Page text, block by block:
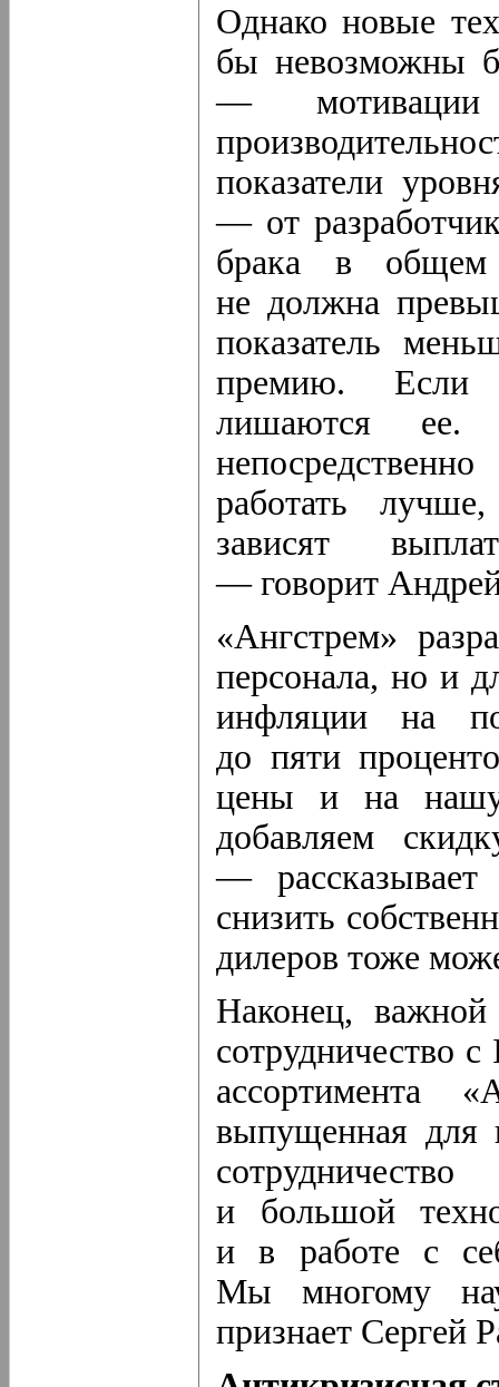
Однако новые
бы невозможны
—
показатели
— от
брака в общем
не должна
показатель
премию. Если
лишаются ее.
работать
зависят
— говорит
«Ангстрем»
персонала, но и
инфляции на
до пяти
цены и на
добавляем
—
снизить
дилеров тоже
Наконец, важной
сотрудничество
ассортимента
выпущенная для
и большой
и в работе с
Мы многому
признает Сергей